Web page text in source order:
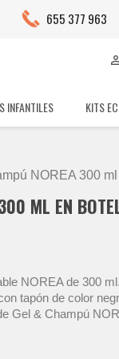
655 377 963
INFANTILES KITS
NOREA 300
ML EN
NOREA de 300
tapón de color
Gel & Champú